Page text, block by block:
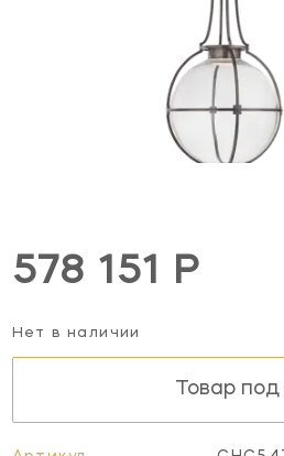
578 151 Р
Нет в наличии
Товар под